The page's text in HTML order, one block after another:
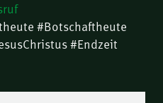
#Botschaftheute
#Endzeit